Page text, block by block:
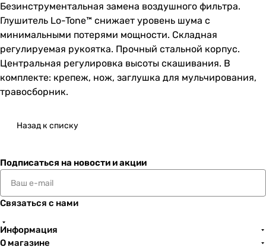
Безинструментальная замена воздушного фильтра.
Глушитель Lo-Tone™ снижает уровень шума с
минимальными потерями мощности. Складная
регулируемая рукоятка. Прочный стальной корпус.
Центральная регулировка высоты скашивания. В
комплекте: крепеж, нож, заглушка для мульчирования,
травосборник.
Назад к списку
Подписаться на новости и акции
Связаться с нами
Информация
О магазине